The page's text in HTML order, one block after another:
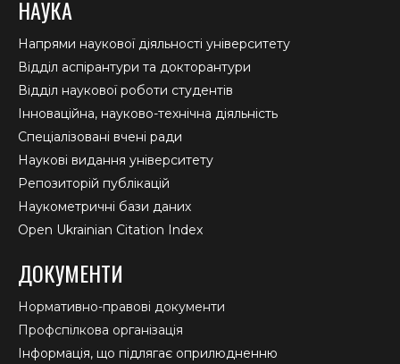
НАУКА
Напрями наукової діяльності університету
Відділ аспірантури та докторантури
Відділ наукової роботи студентів
Інноваційна, науково-технічна діяльність
Спеціалізовані вчені ради
Наукові видання університету
Репозиторій публікацій
Наукометричні бази даних
Open Ukrainian Citation Index
ДОКУМЕНТИ
Нормативно-правові документи
Профспілкова організація
Інформація, що підлягає оприлюдненню